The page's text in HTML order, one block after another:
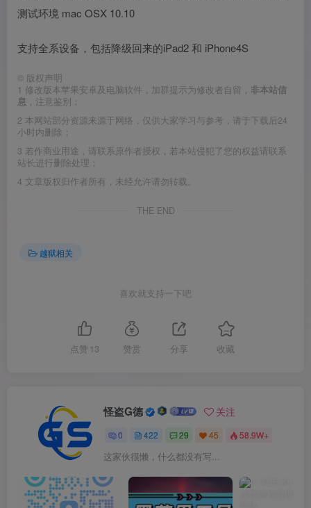
测试环境 mac OSX 10.10
支持全系设备，包括降级回来的iPad2 和 iPhone4S
© 版权声明
1 修改版本苹果安卓及电脑软件，加群提示为修改者自留， 非本站信
息 ，注意鉴别；
2 本网站部分资源来源于网络，仅供大家学习与参考，请于下载后24
小时内删除；
3 若作商业用途，请联系原作者授权，若本站侵犯了您的权益请联系
站长进行删除处理；
4 文章版权归作者所有，未经允许请勿转载。
THE END
越狱相关
喜欢就支持一下吧
点赞 13 赞赏 分享 收藏
怪盗G德 关注
0 422 29 45 58.9W+
这家伙很懒，什么都没有写...